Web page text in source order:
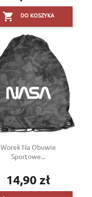
 DO KOSZYKA
Worek Na Obuwie
Sportowe...
Cena
14,90 zł